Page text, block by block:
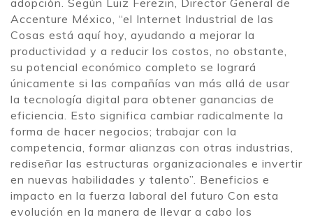
adopción. Según Luiz Ferezin, Director General de
Accenture México, “el Internet Industrial de las
Cosas está aquí hoy, ayudando a mejorar la
productividad y a reducir los costos, no obstante,
su potencial económico completo se logrará
únicamente si las compañías van más allá de usar
la tecnología digital para obtener ganancias de
eficiencia. Esto significa cambiar radicalmente la
forma de hacer negocios; trabajar con la
competencia, formar alianzas con otras industrias,
rediseñar las estructuras organizacionales e invertir
en nuevas habilidades y talento”. Beneficios e
impacto en la fuerza laboral del futuro Con esta
evolución en la manera de llevar a cabo los